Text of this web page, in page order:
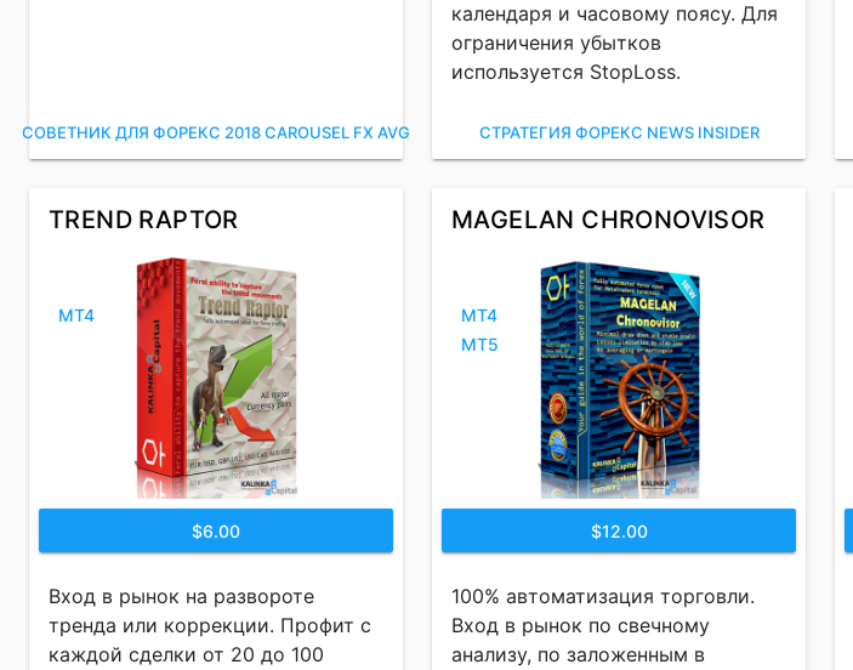
СОВЕТНИК ДЛЯ ФОРЕКС 2018 CAROUSEL FX AVG
календаря и часовому поясу. Для
ограничения убытков
используется StopLoss.
СТРАТЕГИЯ ФОРЕКС NEWS INSIDER
TREND RAPTOR
MT4
$6.00
Вход в рынок на развороте
тренда или коррекции. Профит с
каждой сделки от 20 до 100
MAGELAN CHRONOVISOR
MT4
MT5
$12.00
100% автоматизация торговли.
Вход в рынок по свечному
анализу, по заложенным в